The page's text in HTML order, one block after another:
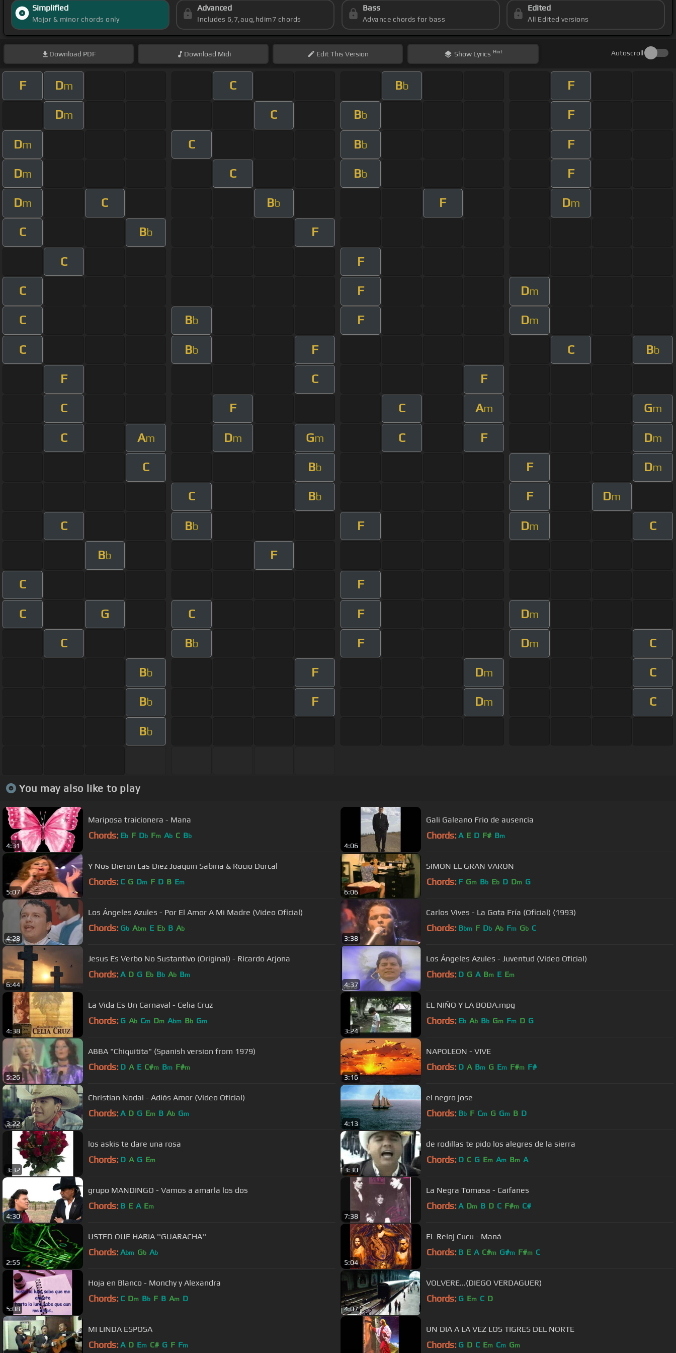
Simplified
Major & minor chords only
Advanced
Includes 6,7,aug,hdim7 chords
Bass
Advance chords for bass
Edited
All Edited versions
Download PDF Download Midi EditThis Version Show Lyrics Hint Autoscroll
F Dm C Bb F
Dm C Bb F
Dm C Bb F
Dm C Bb F
Dm C Bb F Dm
C Bb F
C F
C F Dm
C Bb F Dm
C Bb F C Bb
F C F
C F C Am Gm
C Am Dm Gm C F Dm
C Bb F Dm
C Bb F Dm
C Bb F Dm C
Bb F
C F
C G C F Dm
C Bb F Dm C
Bb F Dm C
Bb F Dm C
Bb
You may also like to play
4:31
Mariposa traicionera - Mana
Chords: Eb F Db Fm Ab C Bb
4:06
Gali Galeano Frio de ausencia
Chords: A E D F# Bm
5:07
Y Nos Dieron Las Diez Joaquin Sabina & Rocio Durcal
Chords: C G Dm F D B Em
6:06
SIMON EL GRAN VARON
Chords: F Gm Bb Eb D Dm G
4:28
Los Ángeles Azules - Por El Amor A Mi Madre (Video Oficial)
Chords: Gb Abm E Eb B Ab
3:38
Carlos Vives - La Gota Fría (Oficial) (1993)
Chords: Bbm F Db Ab Fm Gb C
6:44
Jesus Es Verbo No Sustantivo (Original) - Ricardo Arjona
Chords: A D G Eb Bb Ab Bm
4:37
Los Ángeles Azules - Juventud (Video Oficial)
Chords: D G A Bm E Em
4:38
La Vida Es Un Carnaval - Celia Cruz
Chords: G Ab Cm Dm Abm Bb Gm
3:24
EL NIÑO Y LA BODA.mpg
Chords: Eb Ab Bb Gm Fm D G
5:26
ABBA "Chiquitita" (Spanish version from 1979)
Chords: D A E C#m Bm F#m
3:16
NAPOLEON - VIVE
Chords: D A Bm G Em F#m F#
3:22
Christian Nodal - Adiós Amor (Video Oficial)
Chords: A D G Em B Ab Gm
4:13
el negro jose
Chords: Bb F Cm G Gm B D
3:32
los askis te dare una rosa
Chords: D A G Em
3:30
de rodillas te pido los alegres de la sierra
Chords: D C G Em Am Bm A
4:30
grupo MANDINGO - Vamos a amarla los dos
Chords: B E A Em
7:38
La Negra Tomasa - Caifanes
Chords: A Dm B D C F#m C#
2:55
USTED QUE HARIA ''GUARACHA''
Chords: Abm Gb Ab
5:04
EL Reloj Cucu - Maná
Chords: B E A C#m G#m F#m C
5:08
Hoja en Blanco - Monchy y Alexandra
Chords: C Dm Bb F B Am D
4:07
VOLVERE...(DIEGO VERDAGUER)
Chords: G Em C D
MI LINDA ESPOSA
Chords: A D Em C# G F Fm
UN DIA A LA VEZ LOS TIGRES DEL NORTE
Chords: G D C Em Cm Gm